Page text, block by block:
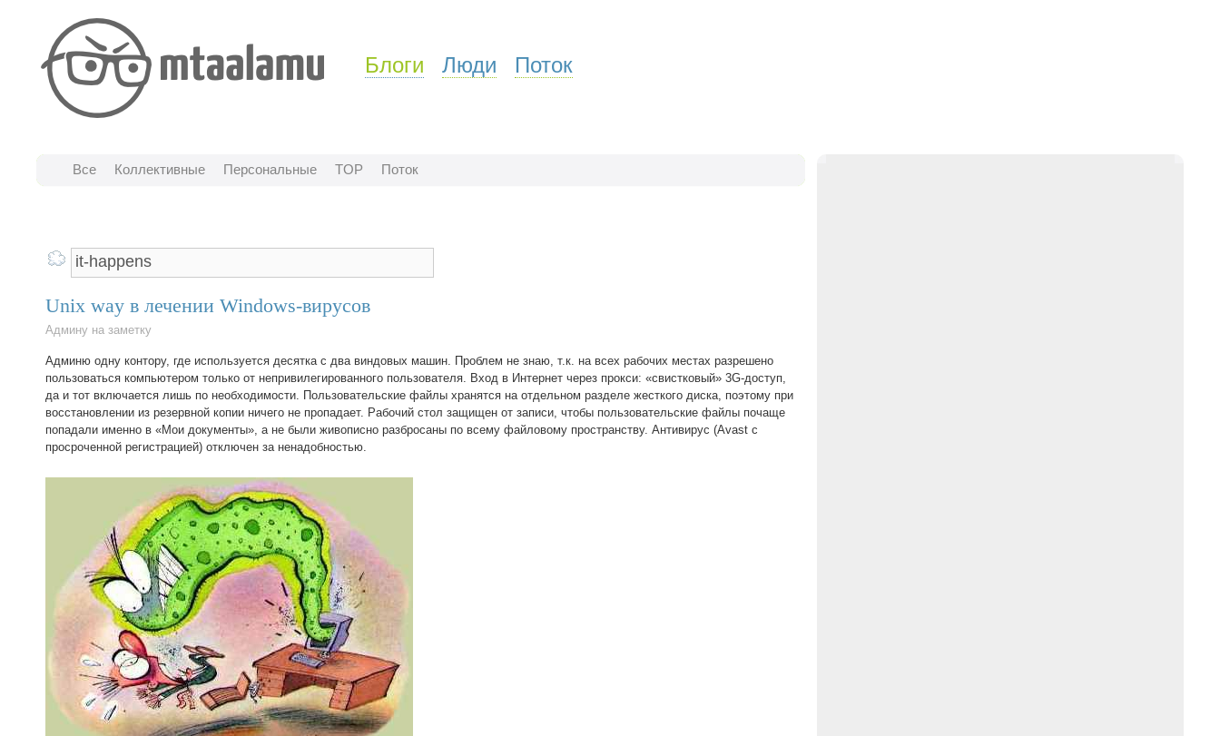
Блоги Люди Поток
Все Коллективные Персональные TOP Поток
Unix way в лечении Windows-вирусов
Админу на заметку
Админю одну контору, где используется десятка с два виндовых машин. Проблем не знаю, т.к. на всех рабочих местах разрешено
пользоваться компьютером только от непривилегированного пользователя. Вход в Интернет через прокси: «свистковый» 3G-доступ,
да и тот включается лишь по необходимости. Пользовательские файлы хранятся на отдельном разделе жесткого диска, поэтому при
восстановлении из резервной копии ничего не пропадает. Рабочий стол защищен от записи, чтобы пользовательские файлы почаще
попадали именно в «Мои документы», а не были живописно разбросаны по всему файловому пространству. Антивирус (Avast с
просроченной регистрацией) отключен за ненадобностью.